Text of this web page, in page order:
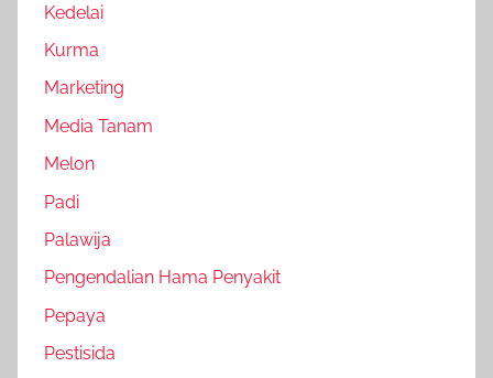
Kedelai
Kurma
Marketing
Media Tanam
Melon
Padi
Palawija
Pengendalian Hama Penyakit
Pepaya
Pestisida